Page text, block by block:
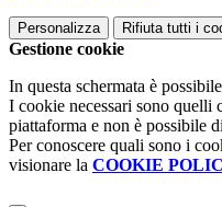
Personalizza Rifiuta tutti i
Gestione cookie
In questa schermata è
I cookie necessari sono quelli
piattaforma e non è possibile
Per conoscere quali sono i
visionare la COOKIE